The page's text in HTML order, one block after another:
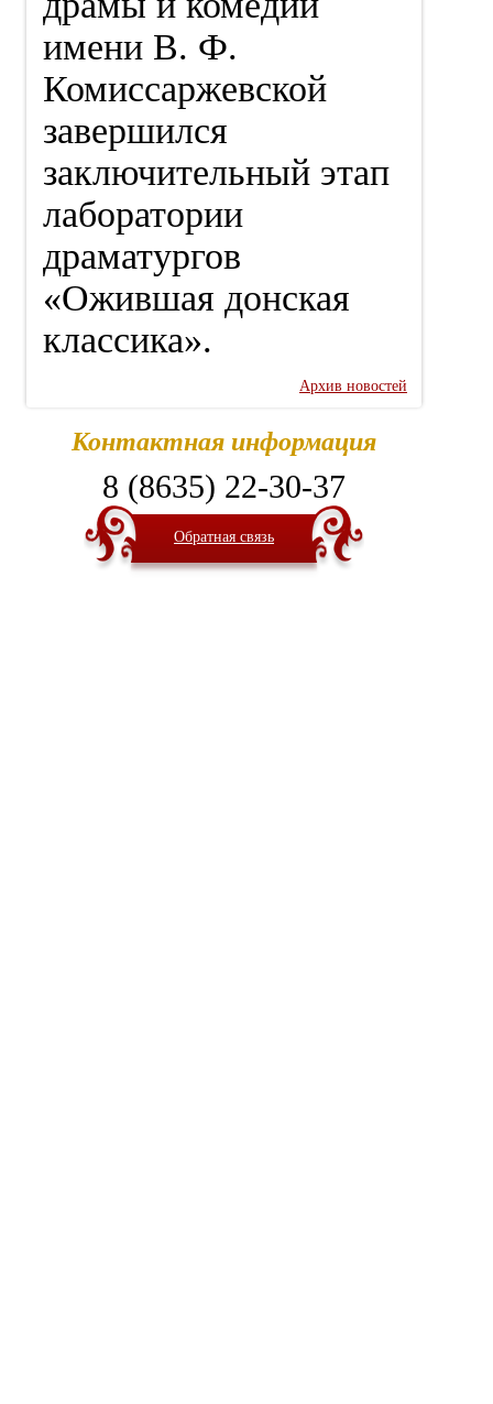
имени В. Ф.
Комиссаржевской
завершился
заключительный этап
лаборатории
драматургов
«Ожившая донская
классика».
Архив новостей
Контактная информация
8 (8635) 22-30-37
Обратная связь